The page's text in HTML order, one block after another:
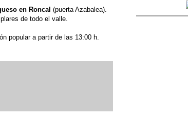
en Roncal (puerta Azabalea).
de todo el valle.
popular a partir de las 13:00 h.